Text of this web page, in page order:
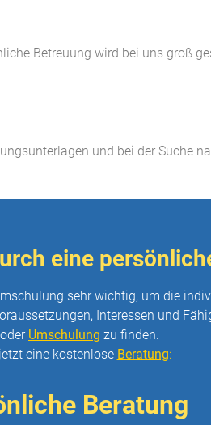
Betreuung wird bei uns groß
und bei der Suche
eine
sehr wichtig, um die
Interessen und
oder Umschulung zu finden.
eine kostenlose Beratung:
Beratung